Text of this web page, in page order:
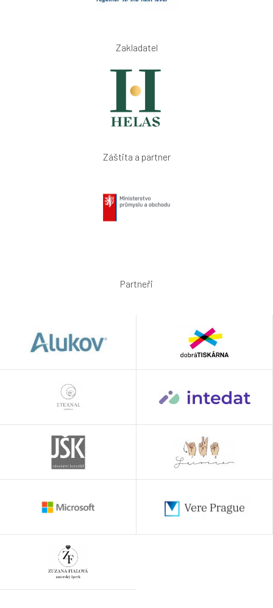
Zakladatel
Záštita a partner
Partneři